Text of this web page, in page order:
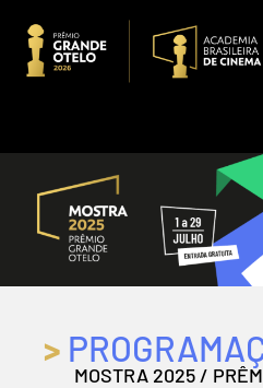
>
MOSTRA 2025 /